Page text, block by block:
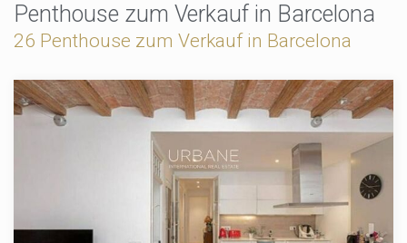
Penthouse zum Verkauf in Barcelona
26 Penthouse zum Verkauf in Barcelona